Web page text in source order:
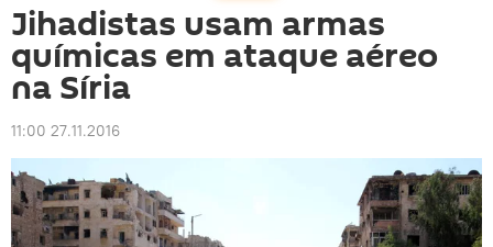
Jihadistas usam armas
químicas em ataque aéreo
na Síria
11:00 27.11.2016